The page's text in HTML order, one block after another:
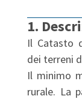
1.
Il Catasto
dei terreni
Il minimo
rurale. La